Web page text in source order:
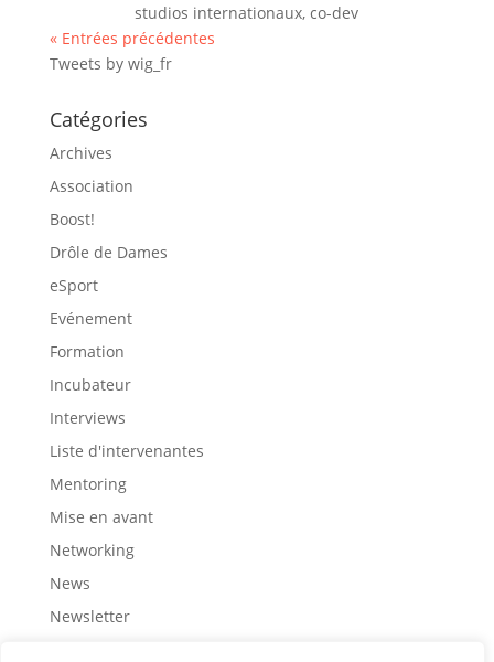
studios internationaux, co-dev
« Entrées précédentes
Tweets by wig_fr
Catégories
Archives
Association
Boost!
Drôle de Dames
eSport
Evénement
Formation
Incubateur
Interviews
Liste d'intervenantes
Mentoring
Mise en avant
Networking
News
Newsletter